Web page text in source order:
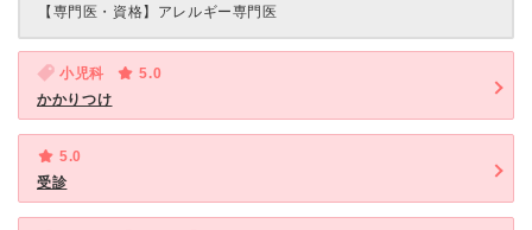
【専門医・資格】 アレルギー専門医
小児科
5.0
かかりつけ
5.0
受診